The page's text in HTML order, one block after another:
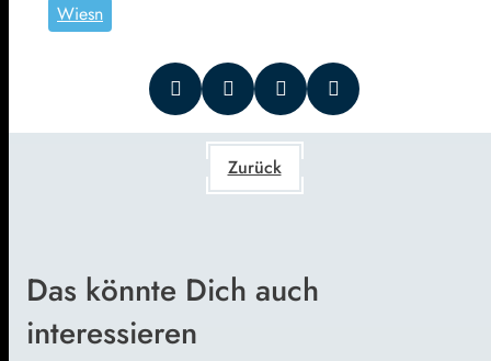
Wiesn
Zurück
Das könnte Dich auch
interessieren